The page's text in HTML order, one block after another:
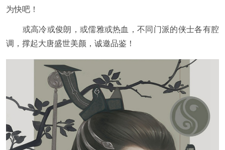
为快吧！
或高冷或俊朗，或儒雅或热血，不同门派的侠士各有腔
调，撑起大唐盛世美颜，诚邀品鉴！